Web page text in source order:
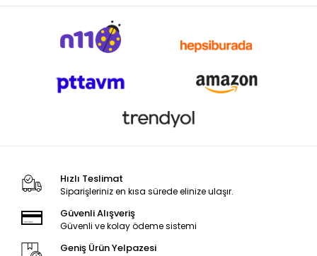
Hızlı Teslimat
Siparişleriniz en kısa sürede elinize ulaşır.
Güvenli Alışveriş
Güvenli ve kolay ödeme sistemi
Geniş Ürün Yelpazesi